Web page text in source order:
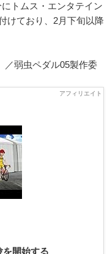
トムス・エンタテイン
けており、2月下旬以降
／弱虫ペダル05製作委
を開始する